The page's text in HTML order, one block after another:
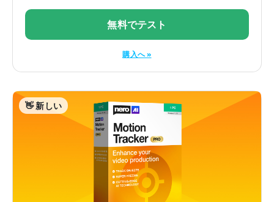
無料でテスト
購入へ »
👋 新しい